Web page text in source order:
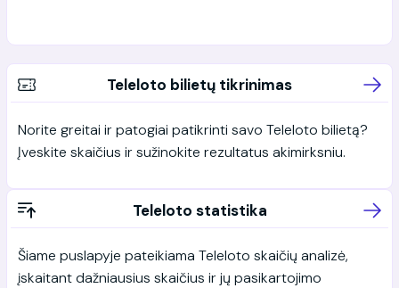
Teleloto bilietų tikrinimas
Norite greitai ir patogiai patikrinti savo Teleloto bilietą?
Įveskite skaičius ir sužinokite rezultatus akimirksniu.
Teleloto statistika
Šiame puslapyje pateikiama Teleloto skaičių analizė,
įskaitant dažniausius skaičius ir jų pasikartojimo